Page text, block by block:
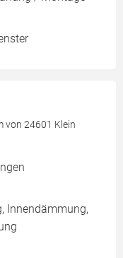
von 24601 Klein
Innendämmung,